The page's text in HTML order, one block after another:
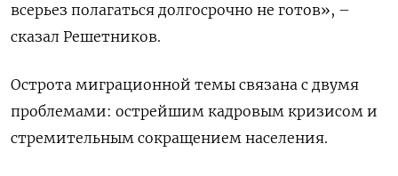
всерьез полагаться долгосрочно не готов», –
сказал Решетников.
Острота миграционной темы связана с двумя
проблемами: острейшим кадровым кризисом и
стремительным сокращением населения.